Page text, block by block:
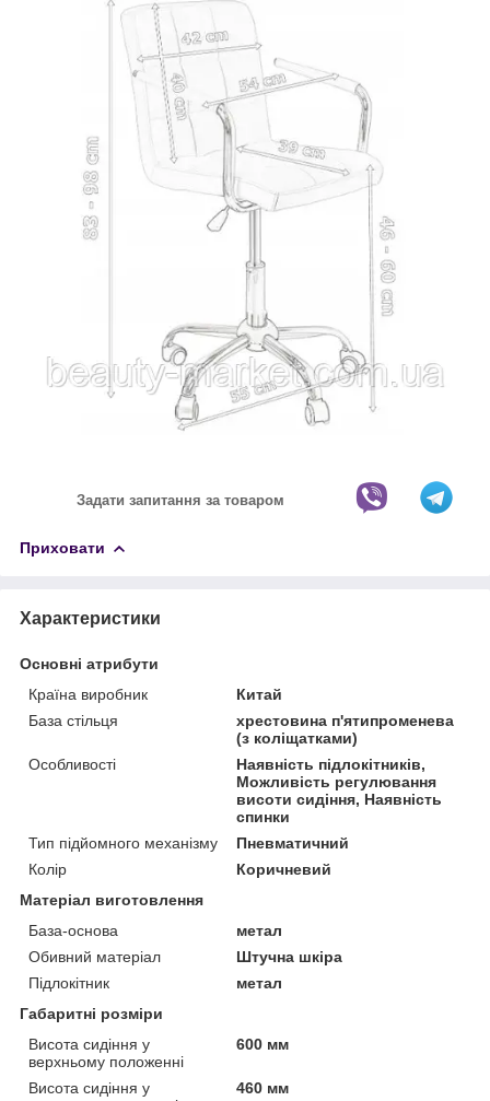
Задати запитання за товаром
Приховати
Характеристики
Основні атрибути
Країна виробник
Китай
База стільця
хрестовина п'ятипроменева
(з коліщатками)
Особливості
Наявність підлокітників,
Можливість регулювання
висоти сидіння, Наявність
спинки
Тип підйомного механізму
Пневматичний
Колір
Коричневий
Матеріал виготовлення
База-основа
метал
Обивний матеріал
Штучна шкіра
Підлокітник
метал
Габаритні розміри
Висота сидіння у
верхньому положенні
600 мм
Висота сидіння у
460 мм